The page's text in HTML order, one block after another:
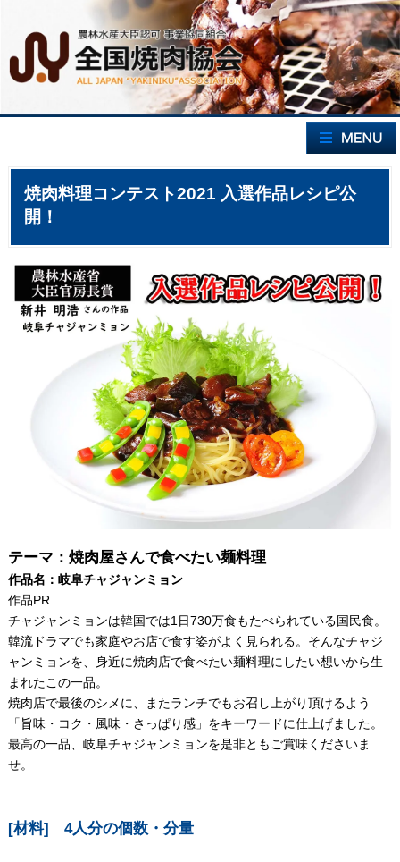
焼肉料理コンテスト2021 入選作品レシピ公
開！
テーマ：焼肉屋さんで食べたい麺料理
作品名：岐阜チャジャンミョン
作品PR
チャジャンミョンは韓国では1日730万食もたべられている国民食。
韓流ドラマでも家庭やお店で食す姿がよく見られる。そんなチャジ
ャンミョンを、身近に焼肉店で食べたい麺料理にしたい想いから生
まれたこの一品。
焼肉店で最後のシメに、またランチでもお召し上がり頂けるよう
「旨味・コク・風味・さっぱり感」をキーワードに仕上げました。
最高の一品、岐阜チャジャンミョンを是非ともご賞味くださいま
せ。
[材料] 4人分の個数・分量